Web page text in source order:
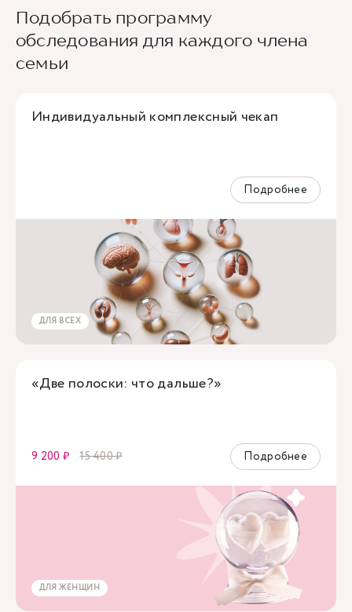
Подобрать программу
обследования для каждого члена
семьи
Индивидуальный комплексный чекап
Подробнее
ДЛЯ ВСЕХ
«Две полоски: что дальше?»
9 200 ₽ 15 400 ₽ Подробнее
ДЛЯ ЖЕНЩИН